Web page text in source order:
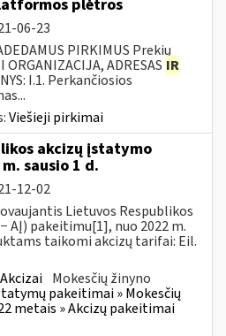
plėtros
06-23
PIRKIMUS Prekių
ADRESAS IR
I.1. Perkančiosios
Viešieji pirkimai
akcizų įstatymo
sausio 1 d.
12-02
Lietuvos Respublikos
AĮ) pakeitimu[1], nuo 2022 m.
taikomi akcizų tarifai: Eil.
Akcizai Mokesčių žinyno
pakeitimai » Mokesčių
metais » Akcizų pakeitimai